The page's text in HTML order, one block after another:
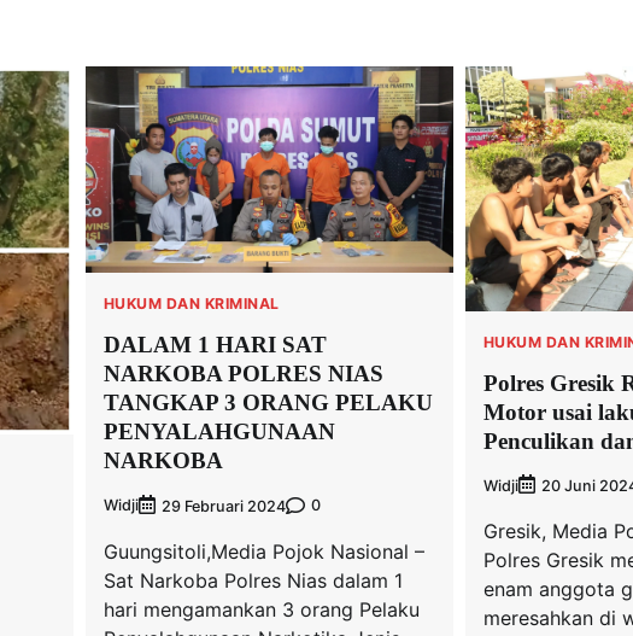
HUKUM DAN KRIMINAL
DALAM 1 HARI SAT
NARKOBA POLRES NIAS
TANGKAP 3 ORANG PELAKU
PENYALAHGUNAAN
NARKOBA
Widji 29 Februari 2024 0
Guungsitoli,Media Pojok Nasional –
Sat Narkoba Polres Nias dalam 1
hari mengamankan 3 orang Pelaku
HUKUM DAN
Polres Gresik
Motor usai
Penculikan
Widji 20 Juni
Gresik, Media
Polres Gresik
enam anggota
meresahkan di